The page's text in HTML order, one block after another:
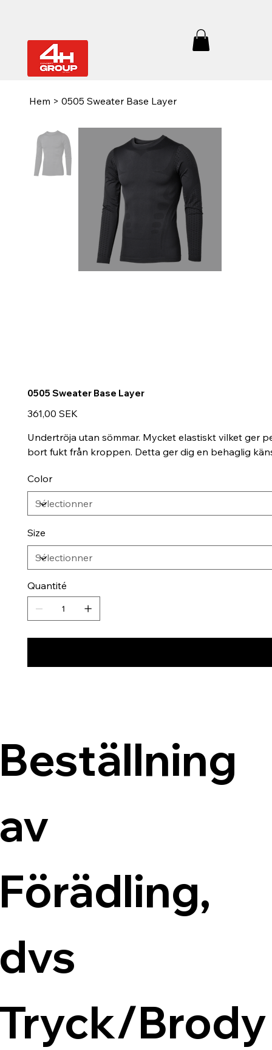
Hem > 0505 Sweater Base Layer
0505 Sweater Base Layer
Prix
361,00 SEK
Undertröja utan sömmar. Mycket elastiskt vilket ger
bort fukt från kroppen. Detta ger dig en behaglig
Color
Size
Quantité
Brody